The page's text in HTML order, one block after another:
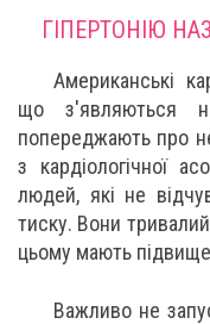
ГІПЕРТОНІЮ
Американські
що з'являються
попереджають про
з кардіологічної
людей, які не
тиску. Вони
цьому мають
Важливо не